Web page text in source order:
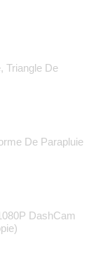
Triangle De
De Parapluie
DashCam